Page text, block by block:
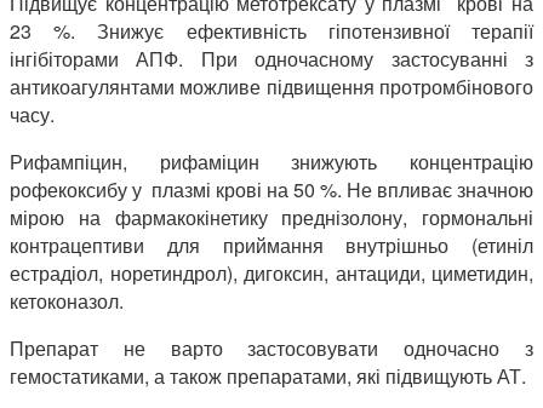
23 %. Знижує ефективність гіпотензивної терапії
інгібіторами АПФ. При одночасному застосуванні з
антикоагулянтами можливе підвищення протромбінового
часу.
Рифампіцин, рифаміцин знижують концентрацію
рофекоксибу у плазмі крові на 50 %. Не впливає значною
мірою на фармакокінетику преднізолону, гормональні
контрацептиви для приймання внутрішньо (етиніл
естрадіол, норетиндрол), дигоксин, антациди, циметидин,
кетоконазол.
Препарат не варто застосовувати одночасно з
гемостатиками, а також препаратами, які підвищують АТ.